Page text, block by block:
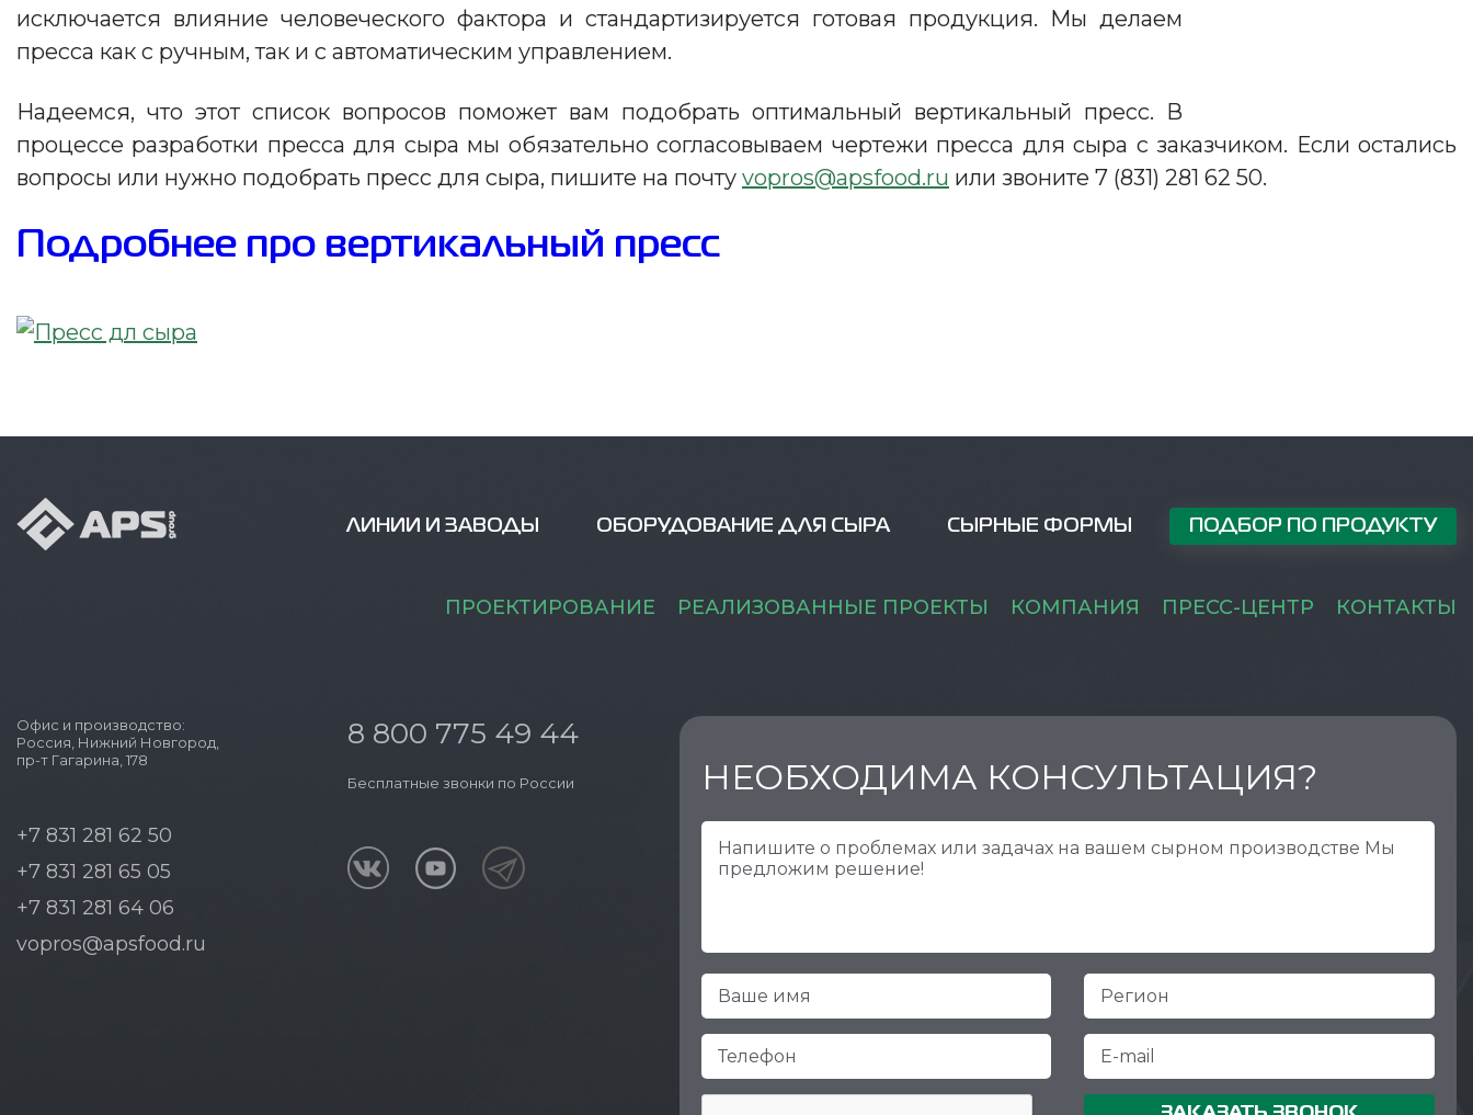
исключается влияние человеческого фактора и стандартизируется готовая продукция. Мы делаем
пресса как с ручным, так и с автоматическим управлением.
Надеемся, что этот список вопросов поможет вам подобрать оптимальный вертикальный пресс. В
процессе разработки пресса для сыра мы обязательно согласовываем чертежи пресса для сыра с заказчиком. Если остались
вопросы или нужно подобрать пресс для сыра, пишите на почту vopros@apsfood.ru или звоните 7 (831) 281 62 50.
Подробнее про вертикальный пресс
ЛИНИИ И ЗАВОДЫ ОБОРУДОВАНИЕ ДЛЯ СЫРА СЫРНЫЕ ФОРМЫ ПОДБОР ПО ПРОДУКТУ
ПРОЕКТИРОВАНИЕ РЕАЛИЗОВАННЫЕ ПРОЕКТЫ КОМПАНИЯ ПРЕСС-ЦЕНТР КОНТАКТЫ
Офис и производство:
Россия, Нижний Новгород,
пр-т Гагарина, 178
+7 831 281 62 50
+7 831 281 65 05
+7 831 281 64 06
vopros@apsfood.ru
8 800 775 49 44
Бесплатные звонки по России НЕОБХОДИМА КОНСУЛЬТАЦИЯ?